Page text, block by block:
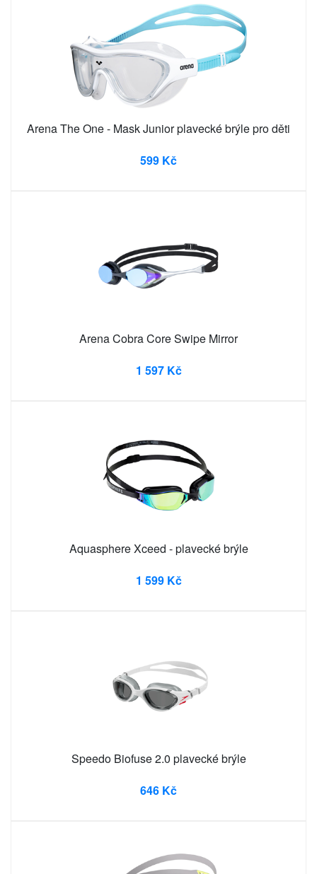
Arena The One - Mask Junior plavecké brýle pro děti
599 Kč
Arena Cobra Core Swipe Mirror
1 597 Kč
Aquasphere Xceed - plavecké brýle
1 599 Kč
Speedo Biofuse 2.0 plavecké brýle
646 Kč